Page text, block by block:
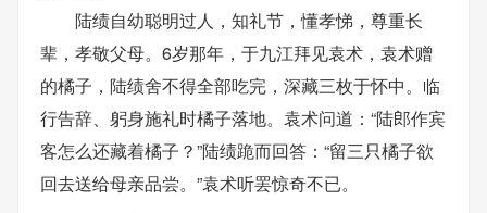
陆绩自幼聪明过人，知礼节，懂孝悌，尊重长
辈，孝敬父母。6岁那年，于九江拜见袁术，袁术赠
的橘子，陆绩舍不得全部吃完，深藏三枚于怀中。临
行告辞、躬身施礼时橘子落地。袁术问道：“陆郎作宾
客怎么还藏着橘子？”陆绩跪而回答：“留三只橘子欲
回去送给母亲品尝。”袁术听罢惊奇不已。